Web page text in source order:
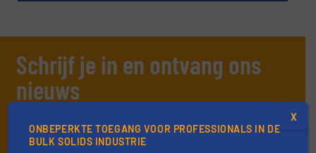
Schrijf je in en ontvang ons
nieuws
van de (technische) ontwikkelingen binnen
ONBEPERKTE TOEGANG VOOR PROFESSIONALS IN DE
BULK SOLIDS INDUSTRIE
X